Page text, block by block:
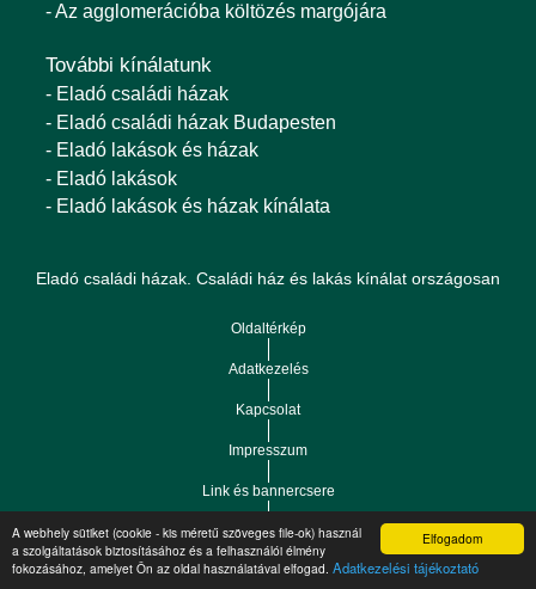
Elfogadom
A webhely sütiket (cookie - kis méretű szöveges file-ok) használ
a szolgáltatások biztosításához és a felhasználói élmény
fokozásához, amelyet Ön az oldal használatával elfogad. Adatkezelési tájékoztató
- Az agglomerációba költözés margójára
További kínálatunk
- Eladó családi házak
- Eladó családi házak Budapesten
- Eladó lakások és házak
- Eladó lakások
- Eladó lakások és házak kínálata
Eladó családi házak. Családi ház és lakás kínálat országosan
Oldaltérkép
Adatkezelés
Kapcsolat
Impresszum
Link és bannercsere
RSS